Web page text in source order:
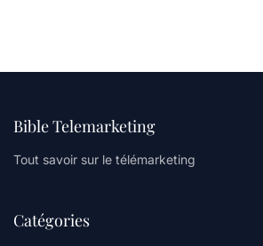
Bible Telemarketing
Tout savoir sur le télémarketing
Catégories